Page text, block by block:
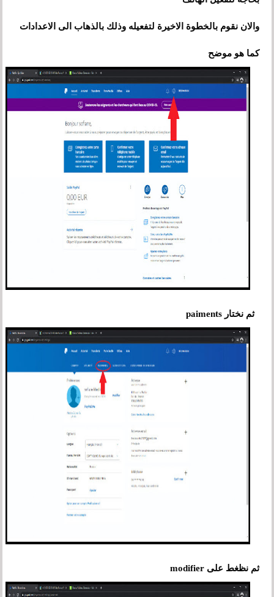
والان نقوم بالخطوة الاخيرة لتفعيله وذلك بالذهاب الى الاعدادات
كما هو موضح
ثم نختار paiments
ثم نظغط على modifier